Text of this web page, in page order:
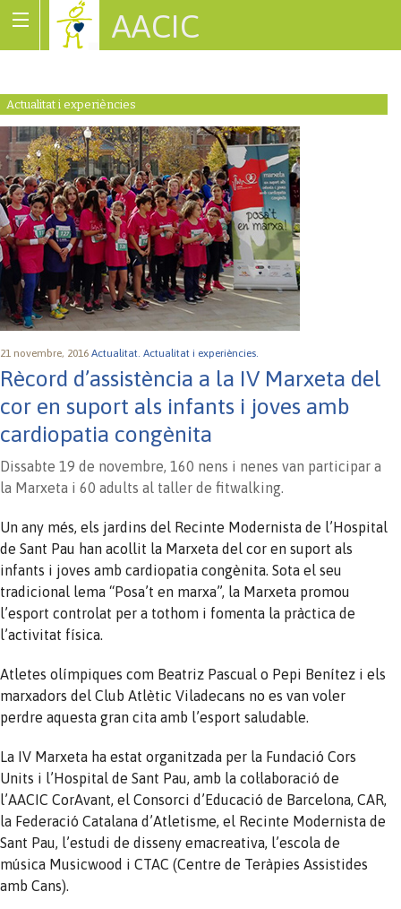
AACIC
Actualitat i experiències
21 novembre, 2016 Actualitat. Actualitat i experiències.
Rècord d’assistència a la IV Marxeta del
cor en suport als infants i joves amb
cardiopatia congènita
Dissabte 19 de novembre, 160 nens i nenes van participar a
la Marxeta i 60 adults al taller de fitwalking.
Un any més, els jardins del Recinte Modernista de l’Hospital
de Sant Pau han acollit la Marxeta del cor en suport als
infants i joves amb cardiopatia congènita. Sota el seu
tradicional lema “Posa’t en marxa”, la Marxeta promou
l’esport controlat per a tothom i fomenta la pràctica de
l’activitat física.
Atletes olímpiques com Beatriz Pascual o Pepi Benítez i els
marxadors del Club Atlètic Viladecans no es van voler
perdre aquesta gran cita amb l’esport saludable.
La IV Marxeta ha estat organitzada per la Fundació Cors
Units i l’Hospital de Sant Pau, amb la col·laboració de
l’AACIC CorAvant, el Consorci d’Educació de Barcelona, CAR,
la Federació Catalana d’Atletisme, el Recinte Modernista de
Sant Pau, l’estudi de disseny emacreativa, l’escola de
música Musicwood i CTAC (Centre de Teràpies Assistides
amb Cans).